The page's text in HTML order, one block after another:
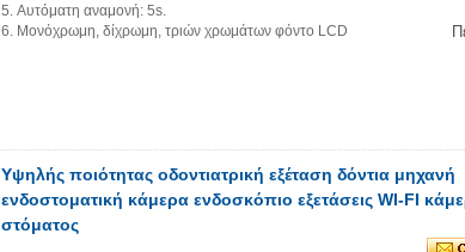
5. Αυτόματη αναμονή: 5s.
6. Μονόχρωμη, δίχρωμη, τριών χρωμάτων φόντο LCD
Υψηλής ποιότητας οδοντιατρική εξέταση δόντια μηχανή
ενδοστοματική κάμερα ενδοσκόπιο εξετάσεις WI-FI
στόματος